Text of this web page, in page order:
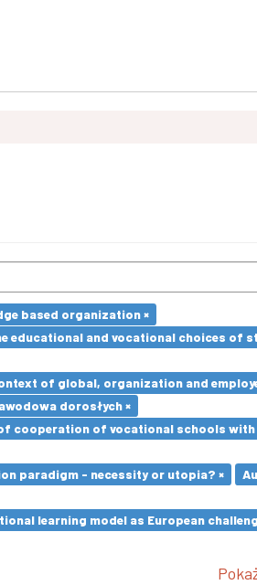
based organization ×
educational and vocational choices of
of global, organization and
dorosłych ×
cooperation of vocational schools with
paradigm - necessity or utopia? ×
learning model as European